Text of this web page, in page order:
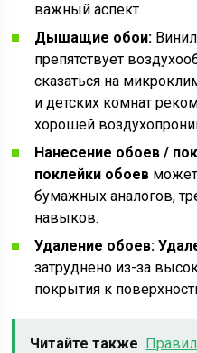
важный аспект.
Дышащие обои:
препятствует
сказаться на
и детских комнат
хорошей
Нанесение обоев /
поклейки обоев
бумажных аналогов,
навыков.
Удаление обоев:
затруднено из-за
покрытия к
Читайте также